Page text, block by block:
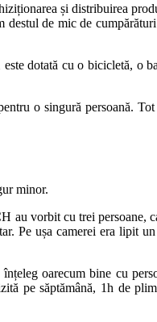
și distribuirea
de mic de
dotată cu o bicicletă, o
o singură persoană.
minor.
vorbit cu trei persoane,
Pe ușa camerei era lipit
oarecum bine cu
pe săptămână, 1h de